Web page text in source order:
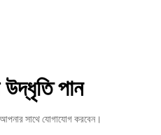
উদ্ধৃতি পান
সাথে যোগাযোগ করবেন।